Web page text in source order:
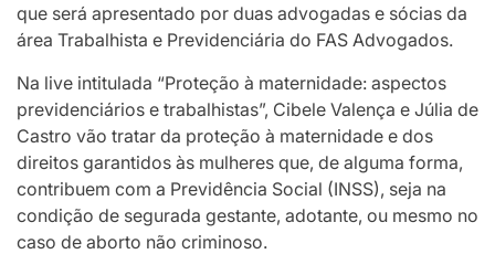
que será apresentado por duas advogadas e sócias da
área Trabalhista e Previdenciária do FAS Advogados.
Na live intitulada “Proteção à maternidade: aspectos
previdenciários e trabalhistas”, Cibele Valença e Júlia de
Castro vão tratar da proteção à maternidade e dos
direitos garantidos às mulheres que, de alguma forma,
contribuem com a Previdência Social (INSS), seja na
condição de segurada gestante, adotante, ou mesmo no
caso de aborto não criminoso.